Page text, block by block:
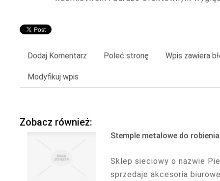
Dodaj Komentarz Poleć stronę Wpis zawiera
Modyfikuj wpis
Zobacz również:
Stemple metalowe do
Sklep sieciowy o nazwie
sprzedaje akcesoria